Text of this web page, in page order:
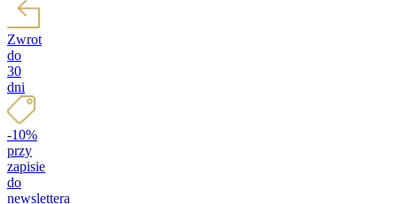
Zwrot
do
30
dni
-10%
przy
zapisie
do
newslettera